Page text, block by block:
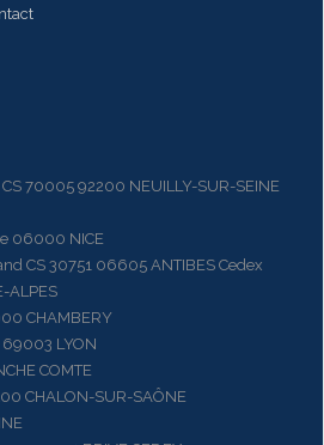
70005 92200 NEUILLY-SUR-SEINE
06000 NICE
CS 30751 06605 ANTIBES Cedex
ALPES
CHAMBERY
LYON
COMTE
CHALON-SUR-SAÔNE